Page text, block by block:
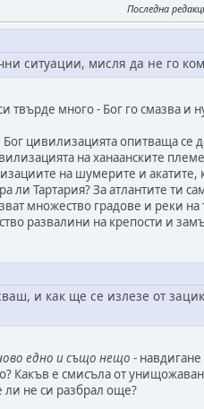
Последна
ситуации, мисля да не го
твърде много - Бог го смазва и
цивилизацията опитваща се
на ханаанските
на шумерите и акатите,
ли Тартария? За атлантите ти
множество градове и реки на
развалини на крепости и
и как ще се излезе от
едно и също нещо -
Какъв е смисъла от
не си разбрал още?